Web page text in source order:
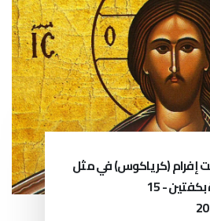
إفرام (كرياكوس) في مثل
الزارع - دير سيدة بكفتين - 15